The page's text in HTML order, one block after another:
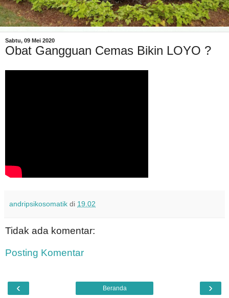
Sabtu, 09 Mei 2020
Obat Gangguan Cemas Bikin LOYO ?
andripsikosomatik di 19.02
Tidak ada komentar:
Posting Komentar
‹ ›
Beranda